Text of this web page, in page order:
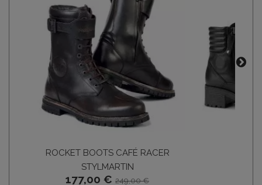
ROCKET BOOTS CAFÉ RACER
STYLMARTIN
177,00 € 249,00 €